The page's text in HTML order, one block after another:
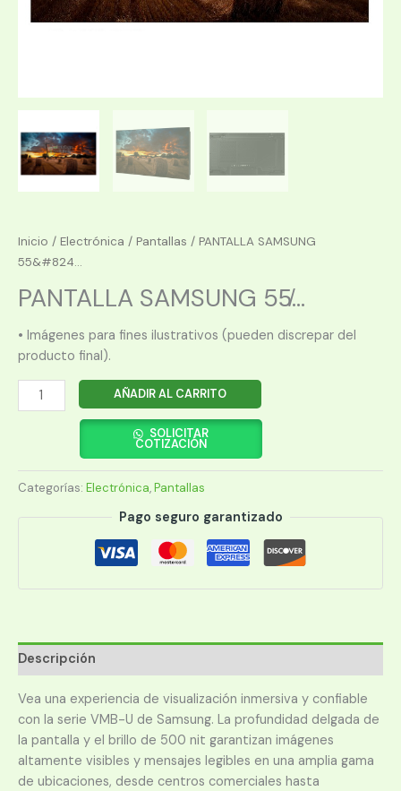
Inicio / Electrónica / Pantallas / PANTALLA SAMSUNG
55&#824...
PANTALLA SAMSUNG 55̸...
• Imágenes para fines ilustrativos (pueden discrepar del
producto final).
PANTALLA
SAMSUNG
WALL
LH55VMBUBGBXGO
AÑADIR AL CARRITO
SOLICITAR
COTIZACIÓN
Categorías: Electrónica,Pantallas
Pago seguro garantizado
Descripción
Vea una experiencia de visualización inmersiva y confiable
con la serie VMB-U de Samsung. La profundidad delgada de
la pantalla y el brillo de 500 nit garantizan imágenes
altamente visibles y mensajes legibles en una amplia gama
de ubicaciones, desde centros comerciales hasta